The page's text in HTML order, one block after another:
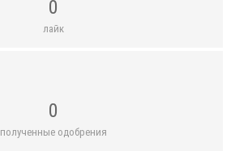
0
лайк
0
полученные одобрения